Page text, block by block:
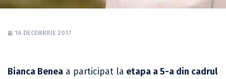
16 DECEMBRIE 2017
Bianca Benea a participat la etapa a 5-a din cadrul